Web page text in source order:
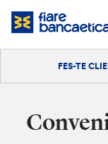
Salta
Iniciar sessióFES-TE